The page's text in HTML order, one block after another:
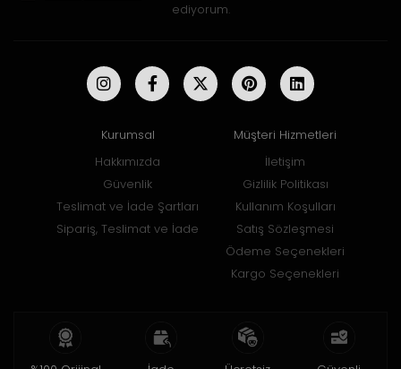
ediyorum.
Kurumsal
Hakkımızda
Güvenlik
Teslimat ve İade Şartları
Sipariş, Teslimat ve İade
Müşteri Hizmetleri
İletişim
Gizlilik Politikası
Kullanım Koşulları
Satış Sözleşmesi
Ödeme Seçenekleri
Kargo Seçenekleri